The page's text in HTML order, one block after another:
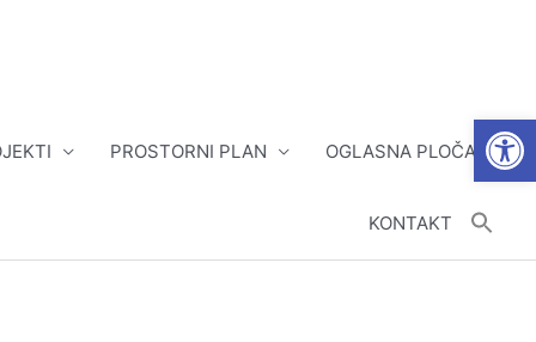
PROSTORNI PLAN OGLASNA PLOČA
KONTAKT